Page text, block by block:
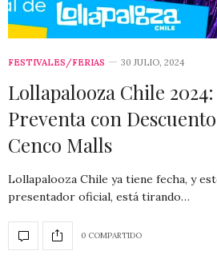
FESTIVALES/FERIAS 30 JULIO, 2024
Lollapalooza Chile
Preventa con
Cenco Malls
Lollapalooza Chile ya tiene fecha, y
presentador oficial, está tirando…
0 COMPARTIDO